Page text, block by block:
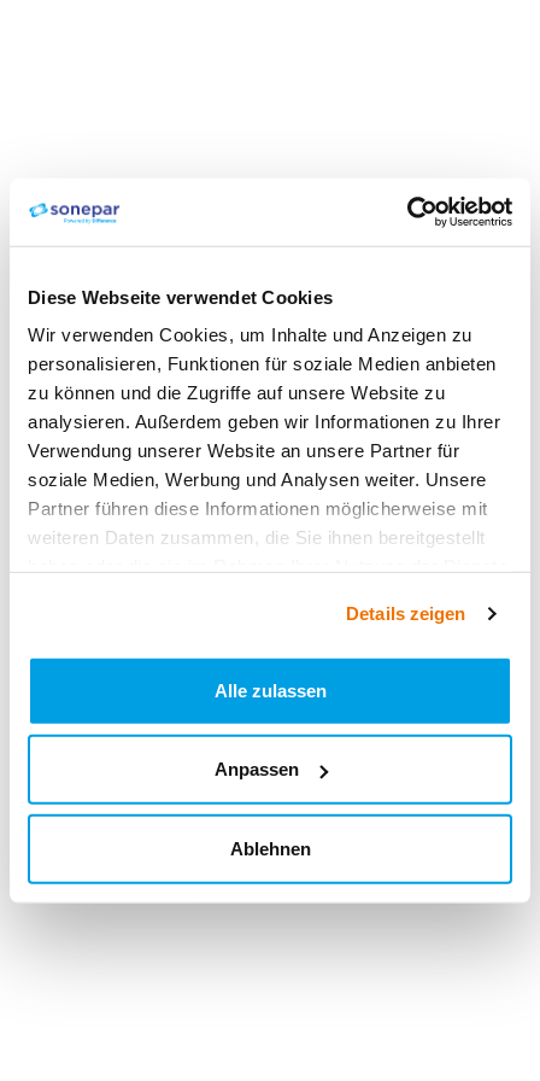
Diese Webseite verwendet Cookies
Wir verwenden Cookies, um Inhalte und Anzeigen zu
personalisieren, Funktionen für soziale Medien anbieten
zu können und die Zugriffe auf unsere Website zu
analysieren. Außerdem geben wir Informationen zu Ihrer
Verwendung unserer Website an unsere Partner für
soziale Medien, Werbung und Analysen weiter. Unsere
Partner führen diese Informationen möglicherweise mit
weiteren Daten zusammen, die Sie ihnen bereitgestellt
Details zeigen
Alle zulassen
Anpassen
Ablehnen